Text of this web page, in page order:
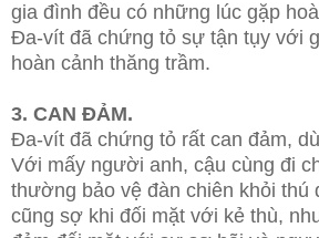
gia đình đều có những lúc gặp
Đa-vít đã chứng tỏ sự tận tụy với
hoàn cảnh thăng trầm.
3. CAN ĐẢM.
Đa-vít đã chứng tỏ rất can đảm,
Với mấy người anh, cậu cùng đi
thường bảo vệ đàn chiên khỏi
cũng sợ khi đối mặt với kẻ thù,